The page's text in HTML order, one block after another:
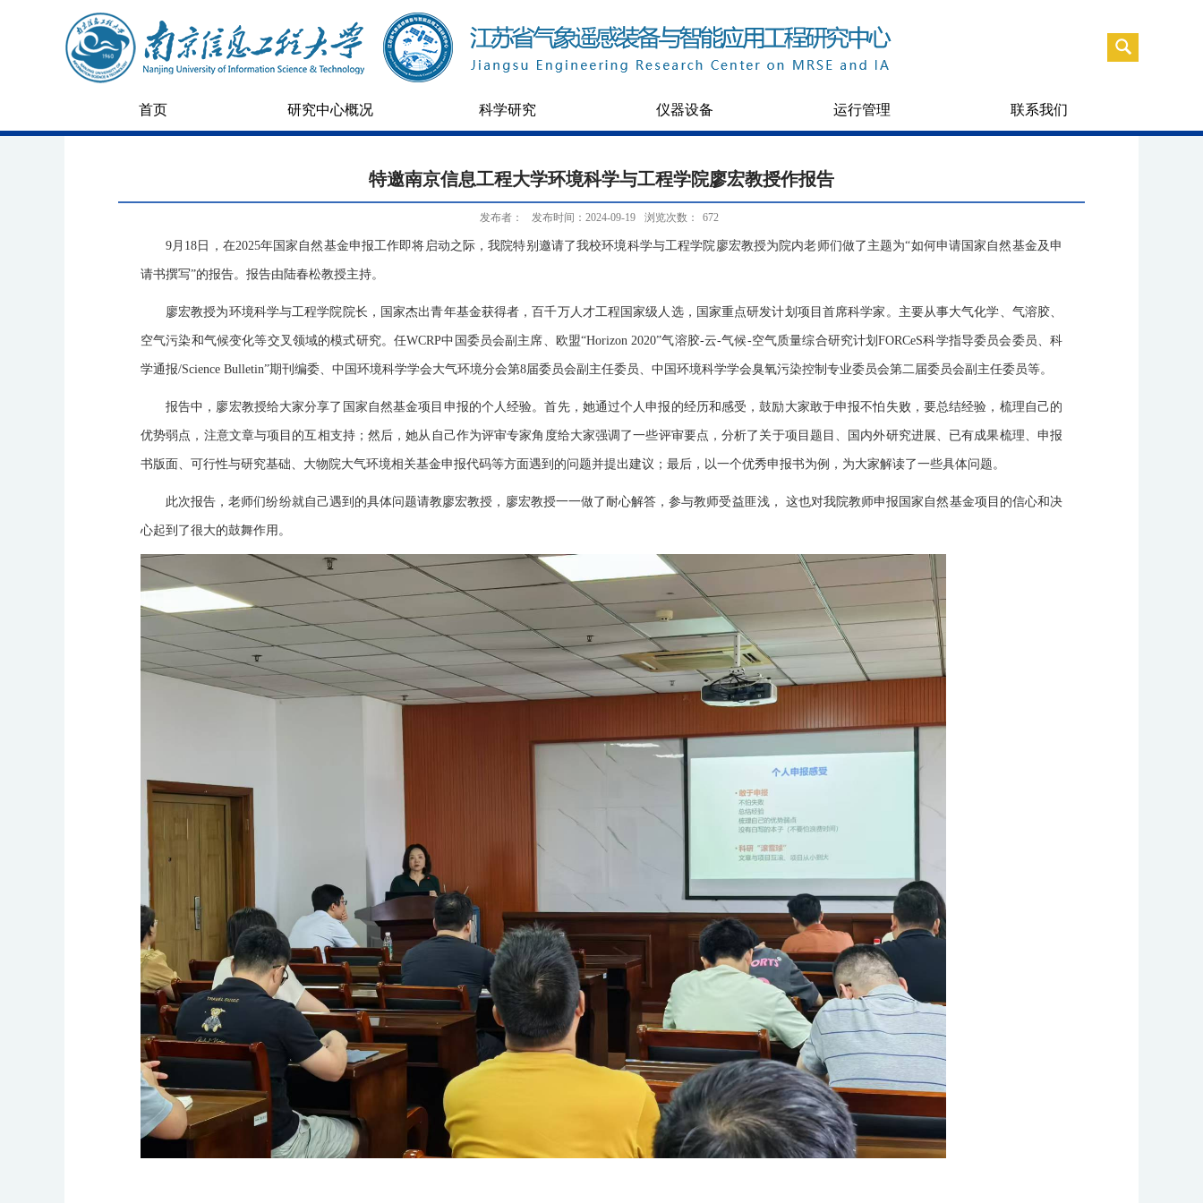
首页 研究中心概况 科学研究 仪器设备 运行管理 联系我们
特邀南京信息工程大学环境科学与工程学院廖宏教授作报告
发布者： 发布时间：2024-09-19 浏览次数： 672
9月18日，在2025年国家自然基金申报工作即将启动之际，我院特别邀请了我校环境科学与工程学院廖宏教授为院内老师们做了主题为“如何申请国家自然基金及申
请书撰写”的报告。报告由陆春松教授主持。
廖宏教授为环境科学与工程学院院长，国家杰出青年基金获得者，百千万人才工程国家级人选，国家重点研发计划项目首席科学家。主要从事大气化学、气溶胶、
空气污染和气候变化等交叉领域的模式研究。任WCRP中国委员会副主席、欧盟“Horizon 2020”气溶胶-云-气候-空气质量综合研究计划FORCeS科学指导委员会委员、科
学通报/Science Bulletin”期刊编委、中国环境科学学会大气环境分会第8届委员会副主任委员、中国环境科学学会臭氧污染控制专业委员会第二届委员会副主任委员等。
报告中，廖宏教授给大家分享了国家自然基金项目申报的个人经验。首先，她通过个人申报的经历和感受，鼓励大家敢于申报不怕失败，要总结经验，梳理自己的
优势弱点，注意文章与项目的互相支持；然后，她从自己作为评审专家角度给大家强调了一些评审要点，分析了关于项目题目、国内外研究进展、已有成果梳理、申报
书版面、可行性与研究基础、大物院大气环境相关基金申报代码等方面遇到的问题并提出建议；最后，以一个优秀申报书为例，为大家解读了一些具体问题。
此次报告，老师们纷纷就自己遇到的具体问题请教廖宏教授，廖宏教授一一做了耐心解答，参与教师受益匪浅， 这也对我院教师申报国家自然基金项目的信心和决
心起到了很大的鼓舞作用。